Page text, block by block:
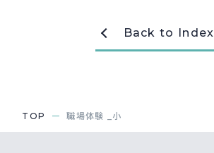
採用情報 Recruit
Back to Index
TOP 職場体験 _小